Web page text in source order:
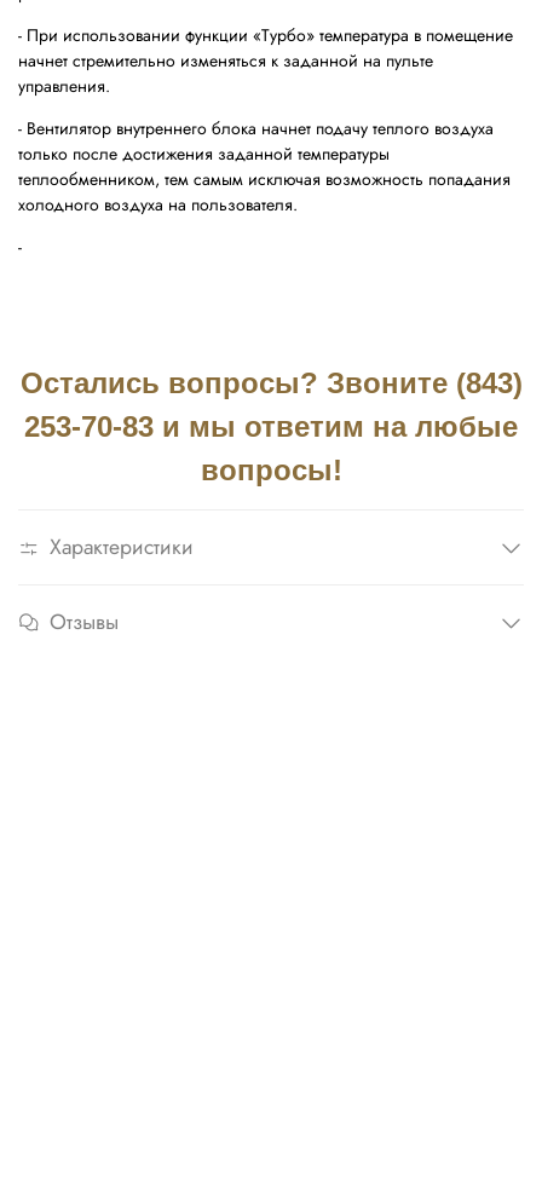
- При использовании функции «Турбо» температура в помещение
начнет стремительно изменяться к заданной на пульте
управления.
- Вентилятор внутреннего блока начнет подачу теплого воздуха
только после достижения заданной температуры
теплообменником, тем самым исключая возможность попадания
холодного воздуха на пользователя.
-
Остались вопросы? Звоните (843)
253-70-83 и мы ответим на любые
вопросы!
Характеристики
Отзывы